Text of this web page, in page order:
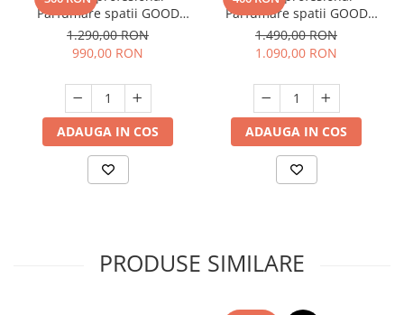
Parfumare spatii GOOD
SCENT Contour 2000,
culoare neagra
1.290,00 RON
990,00 RON
ADAUGA IN COS
Parfumare spatii GOOD
SCENT Contour 2000,
culoare neagra, cu Wi-FI
1.490,00 RON
1.090,00 RON
ADAUGA IN COS
PRODUSE SIMILARE